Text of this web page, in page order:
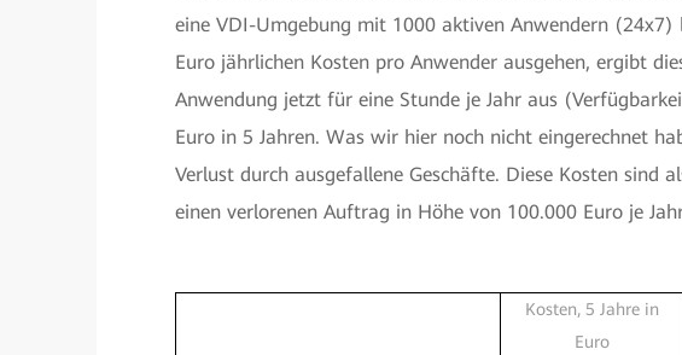
eine VDI-Umgebung mit 1000 aktiven Anwendern
Euro jährlichen Kosten pro Anwender ausgehen, ergibt
Anwendung jetzt für eine Stunde je Jahr aus
Euro in 5 Jahren. Was wir hier noch nicht eingerechnet
Verlust durch ausgefallene Geschäfte. Diese Kosten sind
einen verlorenen Auftrag in Höhe von 100.000 Euro je
Kosten, 5 Jahre in
Euro